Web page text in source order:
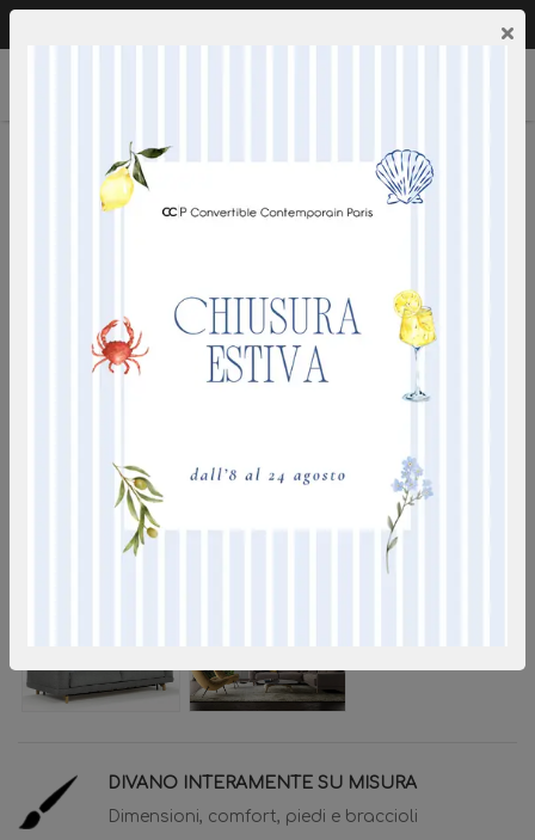
IT×
DIVANO INTERAMENTE SU MISURA
Dimensioni, comfort, piedi e braccioli